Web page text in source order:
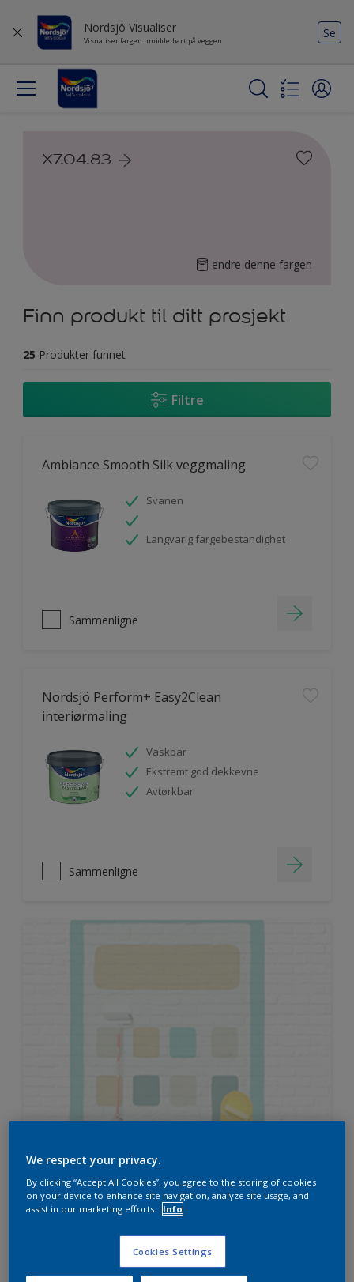
Nordsjö Visualiser
Visualiser fargen umiddelbart på veggen
Se
X7.04.83
endre denne fargen
Finn produkt til ditt prosjekt
25 Produkter funnet
Filtre
Ambiance Smooth Silk veggmaling
Svanen
Langvarig fargebestandighet
Sammenligne
Nordsjö Perform+ Easy2Clean
interiørmaling
Vaskbar
Ekstremt god dekkevne
Avtørkbar
Sammenligne
Prøv produktkalkulatoren
We respect your privacy.
By clicking “Accept All Cookies”, you agree to the storing of cookies
on your device to enhance site navigation, analyze site usage, and
assist in our marketing efforts.
Info
Cookies Settings